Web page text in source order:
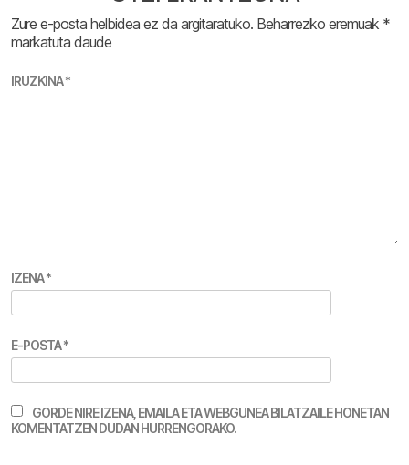
Zure e-posta helbidea ez da argitaratuko. Beharrezko eremuak *
markatuta daude
IRUZKINA*
IZENA*
E-POSTA*
GORDE NIRE IZENA, EMAILA ETA WEBGUNEA BILATZAILE HONETAN
KOMENTATZEN DUDAN HURRENGORAKO.